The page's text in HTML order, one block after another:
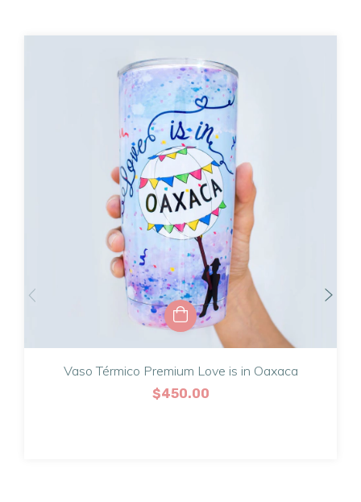
Vaso Térmico Premium Love is in Oaxaca
$450.00